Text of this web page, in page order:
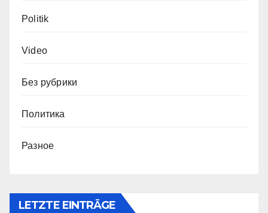
Politik
Video
Без рубрики
Политика
Разное
LETZTE EINTRÄGE